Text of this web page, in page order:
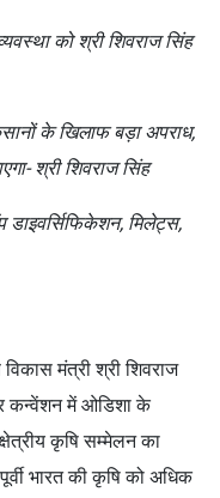
को श्री शिवराज सिंह
के खिलाफ बड़ा अपराध,
श्री शिवराज सिंह
डाइवर्सिफिकेशन, मिलेट्स,
मंत्री श्री शिवराज
कन्वेंशन में ओडिशा के
कृषि सम्मेलन का
भारत की कृषि को अधिक